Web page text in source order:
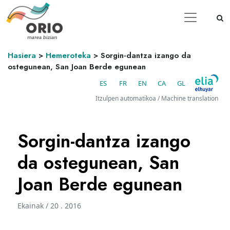
Hasiera > Hemeroteka > Sorgin-dantza izango da
ostegunean, San Joan Berde egunean
ES FR EN CA GL
Itzulpen automatikoa / Machine translation
Sorgin-dantza izango
da ostegunean, San
Joan Berde egunean
Ekainak / 20 . 2016